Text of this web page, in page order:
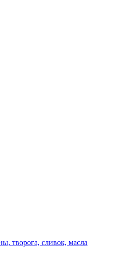
творога, сливок, масла